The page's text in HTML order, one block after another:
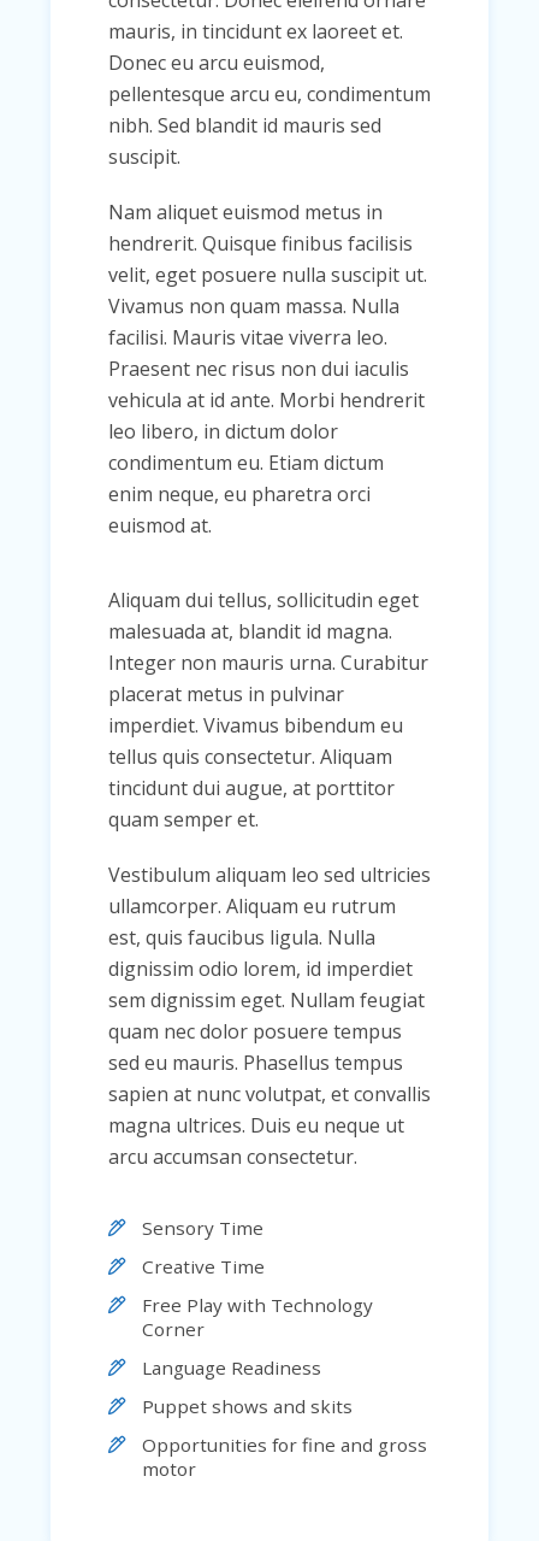
mauris, in tincidunt ex laoreet et.
Donec eu arcu euismod,
pellentesque arcu eu, condimentum
nibh. Sed blandit id mauris sed
suscipit.
Nam aliquet euismod metus in
hendrerit. Quisque finibus facilisis
velit, eget posuere nulla suscipit ut.
Vivamus non quam massa. Nulla
facilisi. Mauris vitae viverra leo.
Praesent nec risus non dui iaculis
vehicula at id ante. Morbi hendrerit
leo libero, in dictum dolor
condimentum eu. Etiam dictum
enim neque, eu pharetra orci
euismod at.
Aliquam dui tellus, sollicitudin eget
malesuada at, blandit id magna.
Integer non mauris urna. Curabitur
placerat metus in pulvinar
imperdiet. Vivamus bibendum eu
tellus quis consectetur. Aliquam
tincidunt dui augue, at porttitor
quam semper et.
Vestibulum aliquam leo sed ultricies
ullamcorper. Aliquam eu rutrum
est, quis faucibus ligula. Nulla
dignissim odio lorem, id imperdiet
sem dignissim eget. Nullam feugiat
quam nec dolor posuere tempus
sed eu mauris. Phasellus tempus
sapien at nunc volutpat, et convallis
magna ultrices. Duis eu neque ut
arcu accumsan consectetur.
Sensory Time
Creative Time
Free Play with Technology
Corner
Language Readiness
Puppet shows and skits
Opportunities for fine and gross
motor